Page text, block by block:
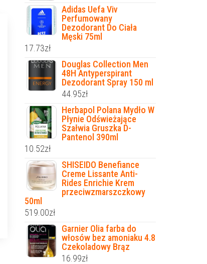
Adidas Uefa Viv
Perfumowany
Dezodorant Do Ciała
Męski 75ml
17.73zł
Douglas Collection Men
48H Antyperspirant
Dezodorant Spray 150 ml
44.95zł
Herbapol Polana Mydło W
Płynie Odświeżające
Szałwia Gruszka D-
Pantenol 390ml
10.52zł
SHISEIDO Benefiance
Creme Lissante Anti-
Rides Enrichie Krem
przeciwzmarszczkowy
50ml
519.00zł
Garnier Olia farba do
włosów bez amoniaku 4.8
Czekoladowy Brąz
16.99zł